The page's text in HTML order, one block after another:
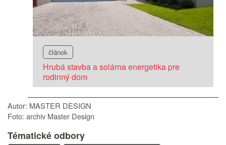
článok
Hrubá stavba a solárna energetika pre
rodinný dom
Autor: MASTER DESIGN
Foto: archiv Master Design
Tématické odbory